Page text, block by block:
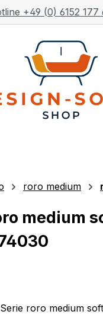
springenVersand
roro medium
medium